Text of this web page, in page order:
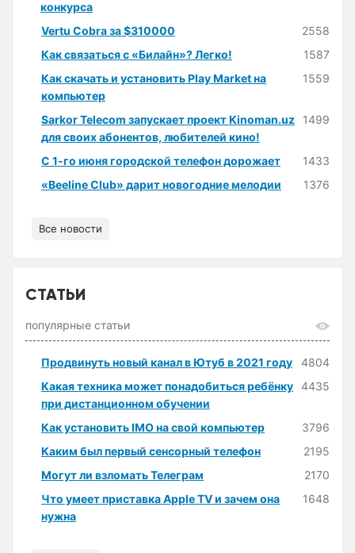
конкурса
Vertu Cobra за $310000
2558
Как связаться с «Билайн»? Легко!
1587
Как скачать и установить Play Market на
компьютер
1559
Sarkor Telecom запускает проект Kinoman.uz
для своих абонентов, любителей кино!
1499
С 1-го июня городской телефон дорожает
1433
«Beeline Club» дарит новогодние мелодии
1376
Все новости
СТАТЬИ
популярные статьи
Продвинуть новый канал в Ютуб в 2021 году
4804
Какая техника может понадобиться ребёнку
при дистанционном обучении
4435
Как установить IMO на свой компьютер
3796
Каким был первый сенсорный телефон
2195
Могут ли взломать Телеграм
2170
Что умеет приставка Apple TV и зачем она
нужна
1648